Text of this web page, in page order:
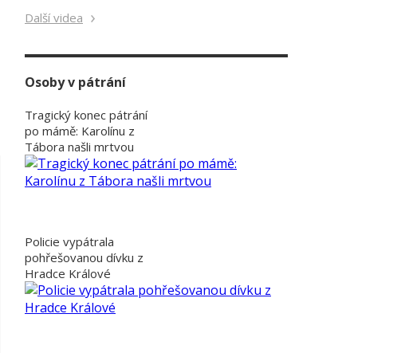
Další videa
Osoby v pátrání
Tragický konec pátrání
po mámě: Karolínu z
Tábora našli mrtvou
Policie vypátrala
pohřešovanou dívku z
Hradce Králové